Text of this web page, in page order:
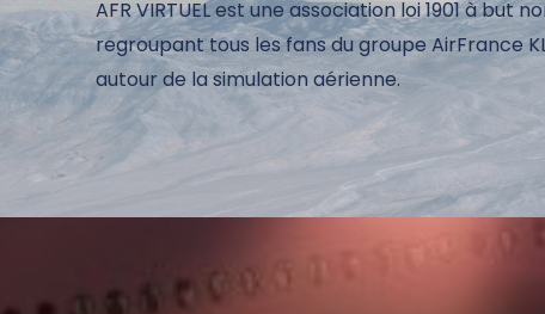
AFR VIRTUEL est une association loi 1901 à but
regroupant tous les fans du groupe AirFrance
autour de la simulation aérienne.